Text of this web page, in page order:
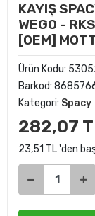
KAYIŞ
WEGO -
[OEM]
Ürün Kodu:
Barkod:
Kategori: Spacy
282,07
23,51 TL 'den